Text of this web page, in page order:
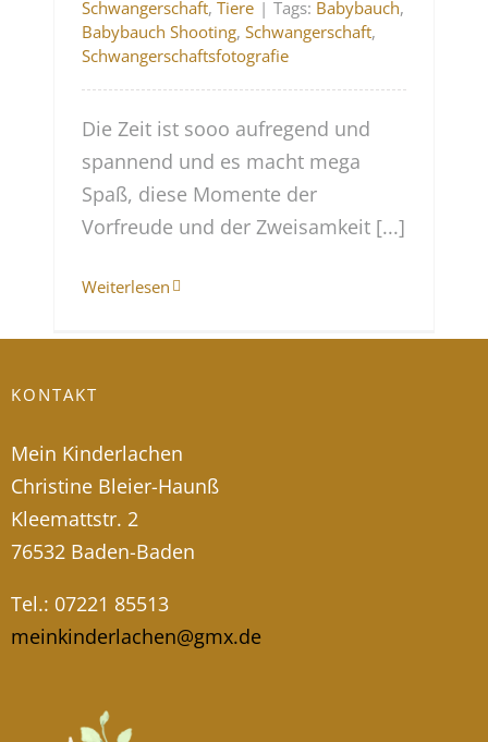
Schwangerschaft,Tiere | Tags: Babybauch,
Babybauch Shooting,Schwangerschaft,
Schwangerschaftsfotografie
Die Zeit ist sooo aufregend und
spannend und es macht mega
Spaß, diese Momente der
Vorfreude und der Zweisamkeit [...]
Weiterlesen
KONTAKT
Mein Kinderlachen
Christine Bleier-Haunß
Kleemattstr. 2
76532 Baden-Baden
Tel.: 07221 85513
meinkinderlachen@gmx.de